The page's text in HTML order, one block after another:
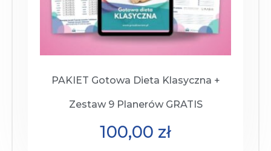
PAKIET Gotowa Dieta Klasyczna +
Zestaw 9 Planerów GRATIS
100,00 zł